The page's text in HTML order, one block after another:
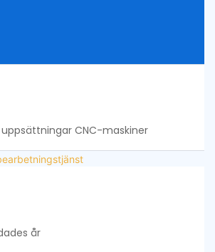
CNC-maskiner
år